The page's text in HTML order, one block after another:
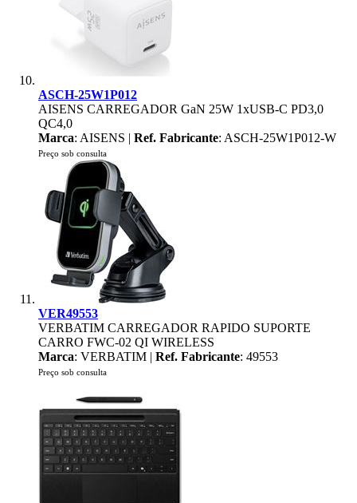
ASCH-25W1P012
AISENS CARREGADOR GaN 25W 1xUSB-C PD3,0
QC4,0
Marca: AISENS | Ref. Fabricante: ASCH-25W1P012-W
Preço sob consulta
VER49553
VERBATIM CARREGADOR RAPIDO SUPORTE
CARRO FWC-02 QI WIRELESS
Marca: VERBATIM | Ref. Fabricante: 49553
Preço sob consulta